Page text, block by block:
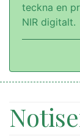
teckna en
NIR digitalt.